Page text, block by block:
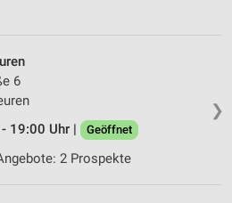
❯
6
19:00 Uhr |
Geöffnet
2 Prospekte